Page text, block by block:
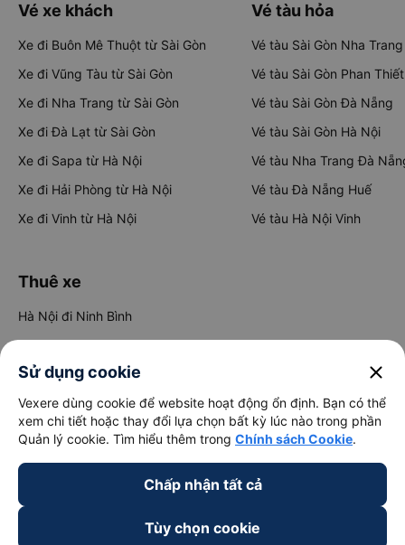
Vé xe khách
Xe đi Buôn Mê Thuột từ Sài Gòn
Xe đi Vũng Tàu từ Sài Gòn
Xe đi Nha Trang từ Sài Gòn
Xe đi Đà Lạt từ Sài Gòn
Xe đi Sapa từ Hà Nội
Xe đi Hải Phòng từ Hà Nội
Xe đi Vinh từ Hà Nội
Vé tàu hỏa
Vé tàu Sài Gòn Nha Trang
Vé tàu Sài Gòn Phan Thiết
Vé tàu Sài Gòn Đà Nẵng
Vé tàu Sài Gòn Hà Nội
Vé tàu Nha Trang Đà
Vé tàu Đà Nẵng Huế
Vé tàu Hà Nội Vinh
Thuê xe
Hà Nội đi Ninh Bình
Hà Nội đi Hạ Long
Hà Nội đi Sa Pa
Hà Nội đi Tam Đảo
Đà Nẵng đi Hội An
Đà Nẵng đi Huế
Sử dụng cookie close
Vexere dùng cookie để website hoạt động ổn định. Bạn có thể
xem chi tiết hoặc thay đổi lựa chọn bất kỳ lúc nào trong phần
Quản lý cookie. Tìm hiểu thêm trong Chính sách Cookie.
Chấp nhận tất cả
Tùy chọn cookie